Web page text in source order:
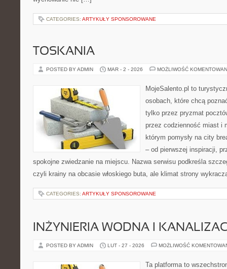
CATEGORIES: ARTYKUŁY SPONSOROWANE
TOSKANIA
POSTED BY ADMIN MAR - 2 - 2026 MOŻLIWOŚĆ
MojeSalento.pl to
osobach, które chcą
tylko przez pryzmat
przez codzienność miast i
którym pomysły na city
– od pierwszej inspiracji,
spokojne zwiedzanie na miejscu. Nazwa serwisu podkreśla
czyli krainy na obcasie włoskiego buta, ale klimat strony
CATEGORIES: ARTYKUŁY SPONSOROWANE
INŻYNIERIA WODNA I
POSTED BY ADMIN LUT - 27 - 2026 MOŻLIWOŚĆ
Ta platforma to